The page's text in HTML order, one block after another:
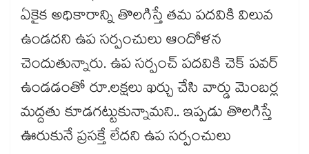
ఏకైక అధికారాన్ని తొలగిస్తే తమ పదవికి విలువ
ఉండదని ఉప సర్పంచులు ఆందోళన
చెందుతున్నారు. ఉప సర్పంచ్​ పదవికి చెక్​ పవర్​
ఉండడంతో రూ.లక్షలు ఖర్చు చేసి వార్డు మెంబర్ల
మద్దతు కూడగట్టుకున్నామని.. ఇప్పడు తొలగిస్తే
ఊరుకునే ప్రసక్తే లేదని ఉప సర్పంచులు